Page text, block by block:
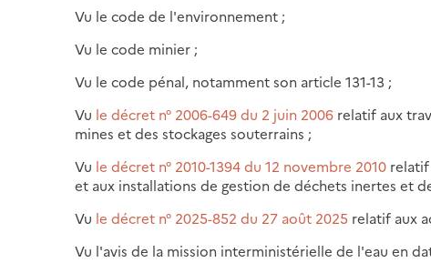
Vu le code de l'environnement ;
Vu le code minier ;
Vu le code pénal, notamment son article 131-13 ;
Vu le décret n° 2006-649 du 2 juin 2006 relatif aux
mines et des stockages souterrains ;
Vu le décret n° 2010-1394 du 12 novembre 2010
et aux installations de gestion de déchets inertes et
Vu le décret n° 2025-852 du 27 août 2025 relatif aux
Vu l'avis de la mission interministérielle de l'eau en